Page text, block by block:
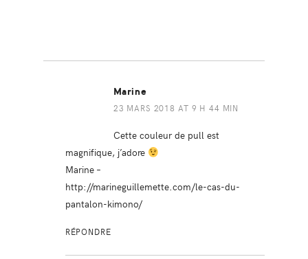
Marine
23 MARS 2018 AT 9 H 44 MIN
Cette couleur de pull est
magnifique, j’adore
Marine –
http://marineguillemette.com/le-cas-du-
pantalon-kimono/
RÉPONDRE